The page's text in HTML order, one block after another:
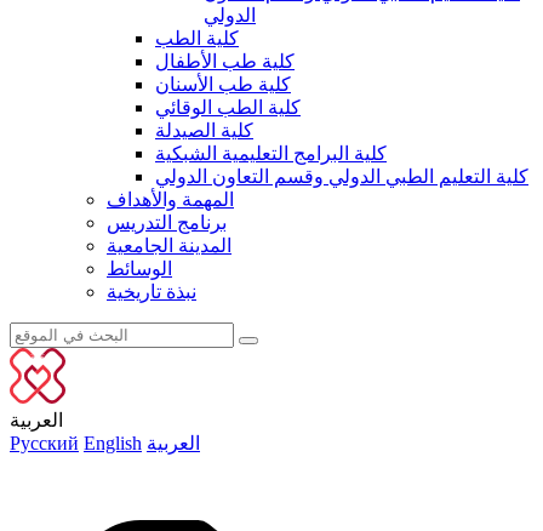
الدولي
كلية الطب
كلية طب الأطفال
كلية طب الأسنان
كلية الطب الوقائي
كلية الصيدلة
كلية البرامج التعليمية الشبكية
كلية التعليم الطبي الدولي وقسم التعاون الدولي
المهمة والأهداف
برنامج التدريس
المدينة الجامعية
الوسائط
نبذة تاريخية
العربية
Русский English العربية